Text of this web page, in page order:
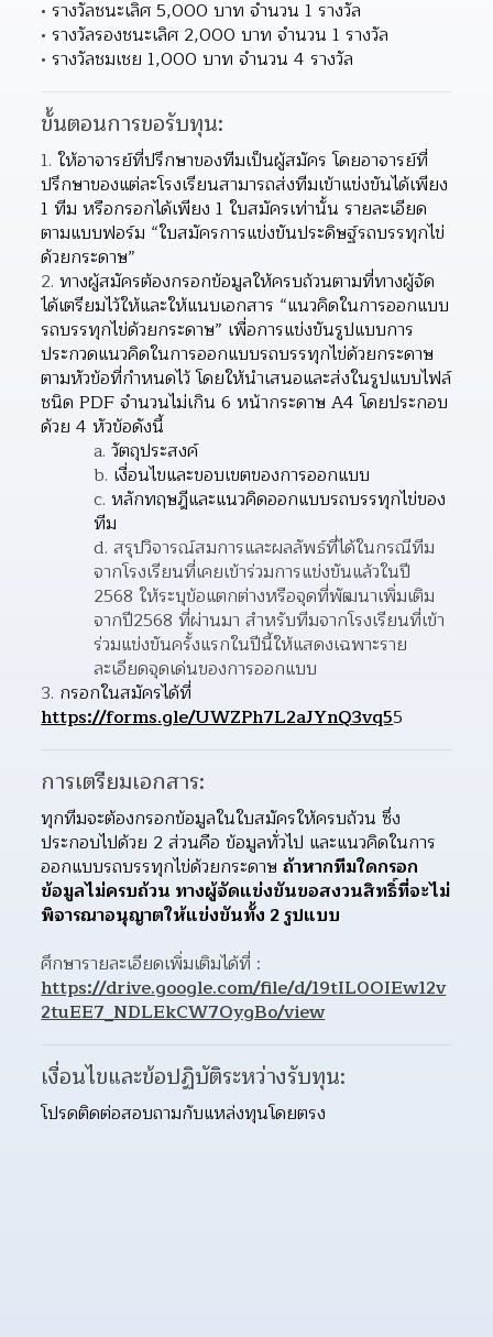
รางวัลชนะเลิศ 5,000 บาท จำนวน 1 รางวัล
รางวัลรองชนะเลิศ 2,000 บาท จำนวน 1 รางวัล
รางวัลชมเชย 1,000 บาท จำนวน 4 รางวัล
ขั้นตอนการขอรับทุน:
ให้อาจารย์ที่ปรึกษาของทีมเป็นผู้สมัคร โดยอาจารย์ที่
ปรึกษาของแต่ละโรงเรียนสามารถส่งทีมเข้าแข่งขันได้เพียง
1 ทีม หรือกรอกได้เพียง 1 ใบสมัครเท่านั้น รายละเอียด
ตามแบบฟอร์ม “ใบสมัครการแข่งขันประดิษฐ์รถบรรทุกไข่
ด้วยกระดาษ”
ทางผู้สมัครต้องกรอกข้อมูลให้ครบถ้วนตามที่ทางผู้จัด
ได้เตรียมไว้ให้และให้แนบเอกสาร “แนวคิดในการออกแบบ
รถบรรทุกไข่ด้วยกระดาษ” เพื่อการแข่งขันรูปแบบการ
ประกวดแนวคิดในการออกแบบรถบรรทุกไข่ด้วยกระดาษ
ตามหัวข้อที่กำหนดไว้ โดยให้นําเสนอและส่งในรูปแบบไฟล์
ชนิด PDF จํานวนไม่เกิน 6 หน้ากระดาษ A4 โดยประกอบ
ด้วย 4 หัวข้อดังนี้
วัตถุประสงค์
เงื่อนไขและขอบเขตของการออกแบบ
หลักทฤษฎีและแนวคิดออกแบบรถบรรทุกไข่ของ
ทีม
สรุปวิจารณ์สมการและผลลัพธ์ที่ได้ในกรณีทีม
จากโรงเรียนที่เคยเข้าร่วมการแข่งขันแล้วในปี
2568 ให้ระบุข้อแตกต่างหรือจุดที่พัฒนาเพิ่มเติม
จากปี2568 ที่ผ่านมา สําหรับทีมจากโรงเรียนที่เข้า
ร่วมแข่งขันครั้งแรกในปีนี้ให้แสดงเฉพาะราย
ละเอียดจุดเด่นของการออกแบบ
https://forms.gle/UWZPh7L2aJYnQ3vq55
การเตรียมเอกสาร:
ทุกทีมจะต้องกรอกข้อมูลในใบสมัครให้ครบถ้วน ซึ่ง
ประกอบไปด้วย 2 ส่วนคือ ข้อมูลทั่วไป และแนวคิดในการ
ออกแบบรถบรรทุกไข่ด้วยกระดาษ ถ้าหากทีมใดกรอก
ข้อมูลไม่ครบถ้วน ทางผู้จัดแข่งขันขอสงวนสิทธิ์ที่จะไม่
พิจารณาอนุญาตให้แข่งขันทั้ง 2 รูปแบบ
https://drive.google.com/file/d/19tIL0OIEw12v
2tuEE7_NDLEkCW7OygBo/view
เงื่อนไขและข้อปฏิบัติระหว่างรับทุน:
โปรดติดต่อสอบถามกับแหล่งทุนโดยตรง